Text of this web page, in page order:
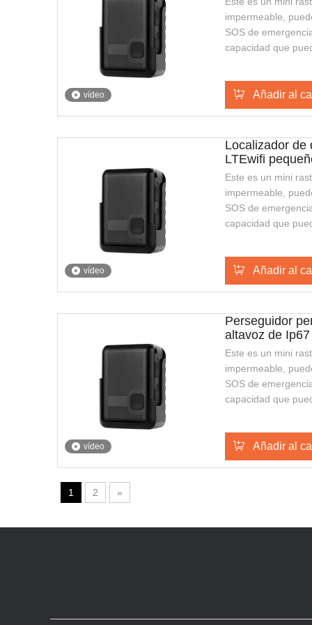
vídeo
impermeable,
SOS de
capacidad que
Es adecuado para
de seguridad
Añadir al
vídeo
Localizador de
LTEwifi
Este es un mini
impermeable,
SOS de
capacidad que
Es adecuado para
de seguridad
Añadir al
vídeo
Perseguidor
altavoz de
Este es un mini
impermeable,
SOS de
capacidad que
Es adecuado para
de seguridad
Añadir al
1 2 »